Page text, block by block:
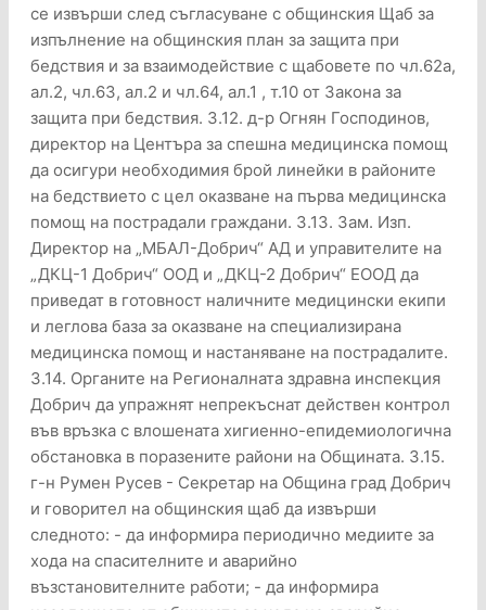
се извърши след съгласуване с общинския Щаб за
изпълнение на общинския план за защита при
бедствия и за взаимодействие с щабовете по чл.62а,
ал.2, чл.63, ал.2 и чл.64, ал.1 , т.10 от Закона за
защита при бедствия. 3.12. д-р Огнян Господинов,
директор на Центъра за спешна медицинска помощ
да осигури необходимия брой линейки в районите
на бедствието с цел оказване на първа медицинска
помощ на пострадали граждани. 3.13. Зам. Изп.
Директор на „МБАЛ-Добрич“ АД и управителите на
„ДКЦ-1 Добрич“ ООД и „ДКЦ-2 Добрич“ ЕООД да
приведат в готовност наличните медицински екипи
и леглова база за оказване на специализирана
медицинска помощ и настаняване на пострадалите.
3.14. Органите на Регионалната здравна инспекция
Добрич да упражнят непрекъснат действен контрол
във връзка с влошената хигиенно-епидемиологична
обстановка в поразените райони на Общината. 3.15.
г-н Румен Русев - Секретар на Община град Добрич
и говорител на общинския щаб да извърши
следното: - да информира периодично медиите за
хода на спасителните и аварийно
възстановителните работи; - да информира